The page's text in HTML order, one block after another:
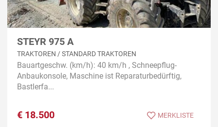
STEYR 975 A
TRAKTOREN / STANDARD TRAKTOREN
Bauartgeschw. (km/h): 40 km/h , Schneepflug-
Anbaukonsole, Maschine ist Reparaturbedürftig,
Bastlerfa...
€ 18.500 MERKLISTE